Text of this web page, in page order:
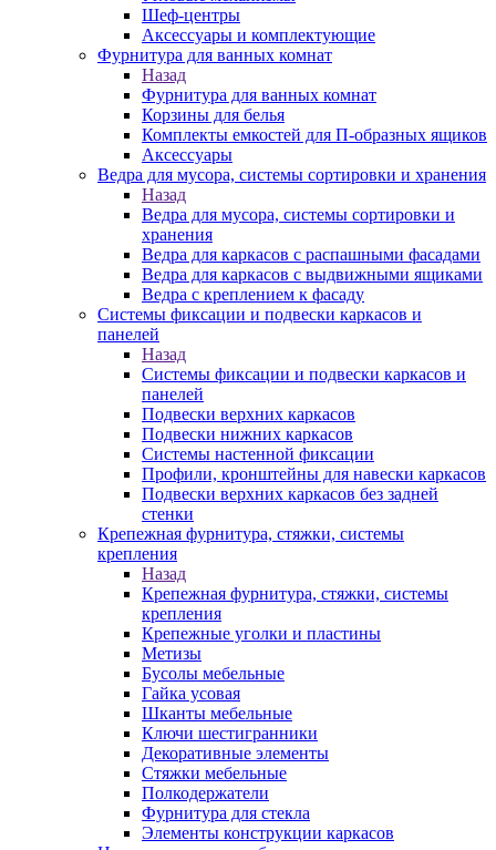
Шеф-центры
Аксессуары и комплектующие
Фурнитура для ванных комнат
Назад
Фурнитура для ванных комнат
Корзины для белья
Комплекты емкостей для П-образных ящиков
Аксессуары
Ведра для мусора, системы сортировки и хранения
Назад
Ведра для мусора, системы сортировки и
хранения
Ведра для каркасов с распашными фасадами
Ведра для каркасов с выдвижными ящиками
Ведра с креплением к фасаду
Системы фиксации и подвески каркасов и
панелей
Назад
Системы фиксации и подвески каркасов и
панелей
Подвески верхних каркасов
Подвески нижних каркасов
Системы настенной фиксации
Профили, кронштейны для навески каркасов
Подвески верхних каркасов без задней
стенки
Крепежная фурнитура, стяжки, системы
крепления
Назад
Крепежная фурнитура, стяжки, системы
крепления
Крепежные уголки и пластины
Метизы
Бусолы мебельные
Гайка усовая
Шканты мебельные
Ключи шестигранники
Декоративные элементы
Стяжки мебельные
Полкодержатели
Фурнитура для стекла
Элементы конструкции каркасов